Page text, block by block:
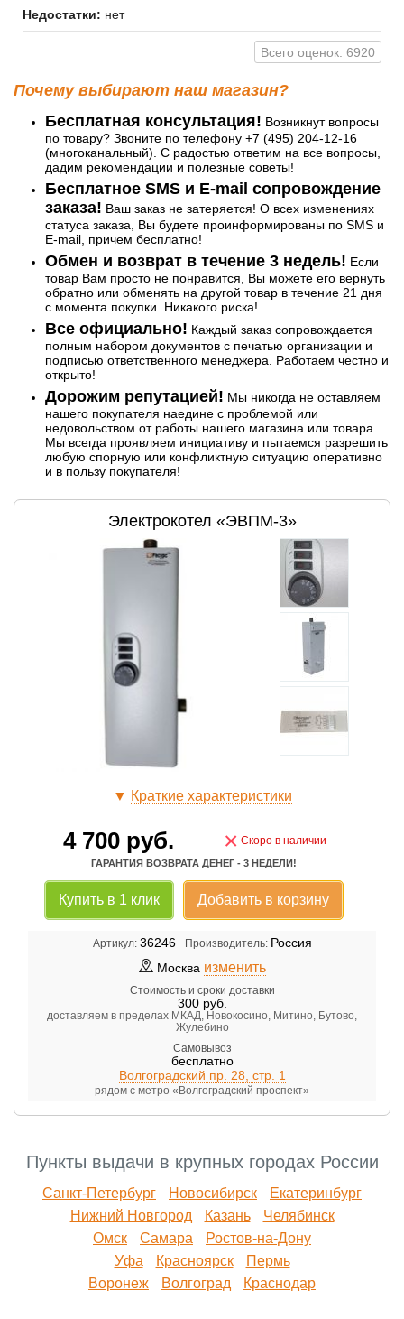
Недостатки: нет
Всего оценок: 6920
Почему выбирают наш магазин?
Бесплатная консультация! Возникнут вопросы
по товару? Звоните по телефону +7 (495) 204-12-16
(многоканальный). С радостью ответим на все вопросы,
дадим рекомендации и полезные советы!
Бесплатное SMS и E-mail сопровождение
заказа! Ваш заказ не затеряется! О всех изменениях
статуса заказа, Вы будете проинформированы по SMS и
E-mail, причем бесплатно!
Обмен и возврат в течение 3 недель! Если
товар Вам просто не понравится, Вы можете его вернуть
обратно или обменять на другой товар в течение 21 дня
с момента покупки. Никакого риска!
Все официально! Каждый заказ сопровождается
полным набором документов с печатью организации и
подписью ответственного менеджера. Работаем честно и
открыто!
Дорожим репутацией! Мы никогда не оставляем
нашего покупателя наедине с проблемой или
недовольством от работы нашего магазина или товара.
Мы всегда проявляем инициативу и пытаемся разрешить
любую спорную или конфликтную ситуацию оперативно
и в пользу покупателя!
Электрокотел «ЭВПМ-3»
▼ Краткие характеристики
4 700руб. × Скоро в наличии
ГАРАНТИЯ ВОЗВРАТА ДЕНЕГ - 3 НЕДЕЛИ!
Купить в 1 клик Добавить в корзину
Артикул: 36246 Производитель: Россия
Москва изменить
Стоимость и сроки доставки
300руб.
доставляем в пределах МКАД, Новокосино, Митино, Бутово,
Жулебино
Самовывоз
бесплатно
Волгоградский пр. 28, стр. 1
рядом с метро «Волгоградский проспект»
Пункты выдачи в крупных городах России
Санкт-Петербург Новосибирск
Екатеринбург
Нижний Новгород
Казань
Челябинск
Омск
Самара
Ростов-на-Дону
Уфа
Красноярск
Пермь
Воронеж
Волгоград Краснодар